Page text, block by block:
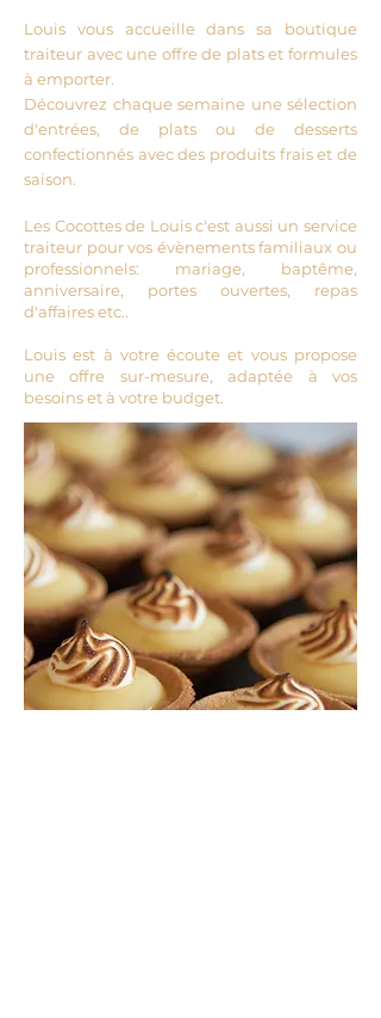
Louis vous accueille dans sa boutique
traiteur avec une offre de plats et formules
à emporter.
Découvrez chaque semaine une sélection
d'entrées, de plats ou de desserts
confectionnés avec des produits frais et de
saison.
Les Cocottes de Louis c'est aussi un service
traiteur pour vos évènements familiaux ou
professionnels: mariage, baptême,
anniversaire, portes ouvertes, repas
d'affaires etc..
Louis est à votre écoute et vous propose
une offre sur-mesure, adaptée à vos
besoins et à votre budget.